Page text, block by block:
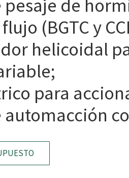
pesaje de
(BGTC y
helicoidal
para
automacción